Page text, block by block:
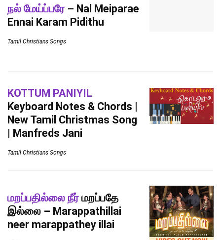
நல் மேய்ப்பரே– Nal Meiparae
Ennai Karam Pidithu
Tamil Christians Songs
KOTTUM PANIYIL
Keyboard Notes & Chords |
New Tamil Christmas Song
| Manfreds Jani
Tamil Christians Songs
மறப்பதில்லை நீர்மறப்பதே
இல்லை – Marappathillai
neer marappathey illai